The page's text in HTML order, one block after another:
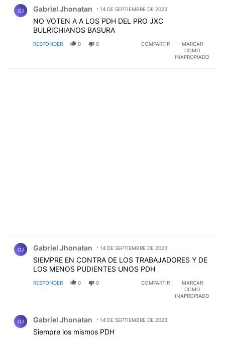
GJ Gabriel Jhonatan 14 DE SEPTIEMBRE DE 2023
NO VOTEN A A LOS PDH DEL PRO JXC
BULRICHIANOS BASURA
RESPONDER 0 0 COMPARTIR
MARCAR
COMO
INAPROPIADO
GJ Gabriel Jhonatan 14 DE SEPTIEMBRE DE 2023
SIEMPRE EN CONTRA DE LOS TRABAJADORES Y DE
LOS MENOS PUDIENTES UNOS PDH
RESPONDER 0 0 COMPARTIR
MARCAR
COMO
INAPROPIADO
GJ Gabriel Jhonatan 14 DE SEPTIEMBRE DE 2023
Siempre los mismos PDH